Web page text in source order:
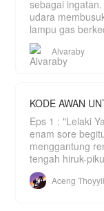
sebagai
udara
lampu gas
Alvaraby
KODE AWAN
Eps 1 : "Lelaki Yang
enam sore
menggantung
tengah hiruk-